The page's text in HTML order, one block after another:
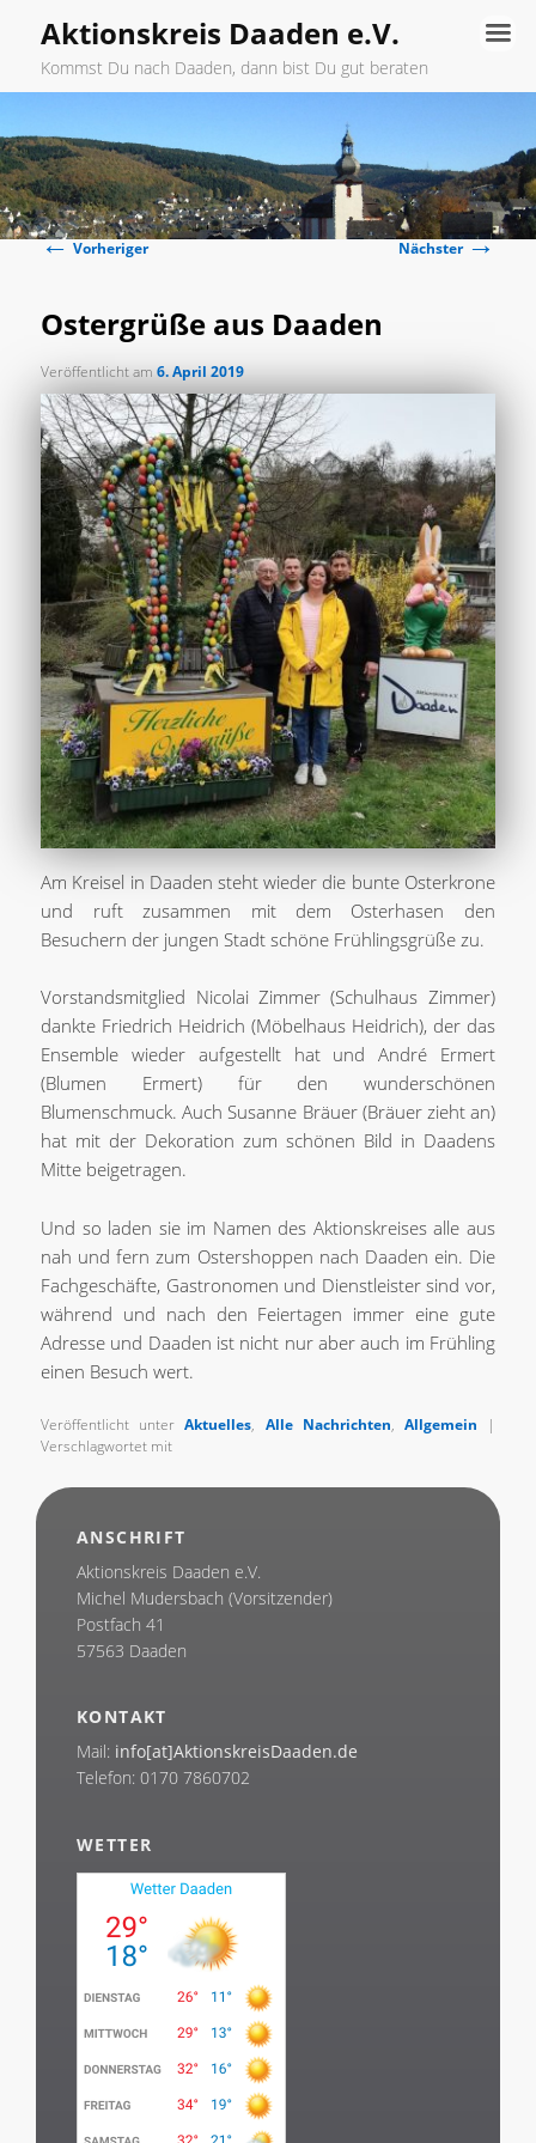
Aktionskreis Daaden e.V.
Kommst Du nach Daaden, dann bist Du gut beraten
primären
Inhalt
Beitragsnavigation
←Vorheriger Nächster→
Ostergrüße aus Daaden
Veröffentlicht am6. April 2019
Am Kreisel in Daaden steht wieder die bunte Osterkrone
und ruft zusammen mit dem Osterhasen den
Besuchern der jungen Stadt schöne Frühlingsgrüße zu.
Vorstandsmitglied Nicolai Zimmer (Schulhaus Zimmer)
dankte Friedrich Heidrich (Möbelhaus Heidrich), der das
Ensemble wieder aufgestellt hat und André Ermert
(Blumen Ermert) für den wunderschönen
Blumenschmuck. Auch Susanne Bräuer (Bräuer zieht an)
hat mit der Dekoration zum schönen Bild in Daadens
Mitte beigetragen.
Und so laden sie im Namen des Aktionskreises alle aus
nah und fern zum Ostershoppen nach Daaden ein. Die
Fachgeschäfte, Gastronomen und Dienstleister sind vor,
während und nach den Feiertagen immer eine gute
Adresse und Daaden ist nicht nur aber auch im Frühling
einen Besuch wert.
Veröffentlicht unterAktuelles, Alle Nachrichten, Allgemein |
Verschlagwortet mit
ANSCHRIFT
Aktionskreis Daaden e.V.
Michel Mudersbach (Vorsitzender)
Postfach 41
57563 Daaden
KONTAKT
Mail: info[at]AktionskreisDaaden.de
Telefon: 0170 7860702
WETTER